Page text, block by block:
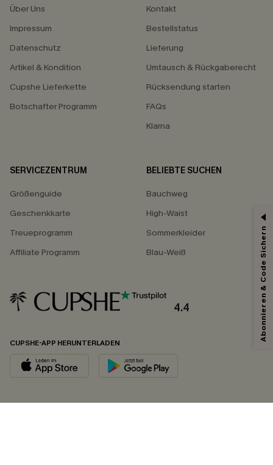
Über Uns
Impressum
Datenschutz
Artikel & Kondition
Cupshe Lieferkette
Botschafter Programm
Kontakt
Bestellstatus
Lieferung
Umtausch & Rückgaberecht
Rücksendung starten
FAQs
Klarna
SERVICEZENTRUM
Größenguide
Geschenkkarte
Treueprogramm
Affiliate Programm
BELIEBTE SUCHEN
Bauchweg
High-Waist
Sommerkleider
Blau-Weiß
4.4
CUPSHE-APP HERUNTERLADEN
Abonnieren & Code Sichern